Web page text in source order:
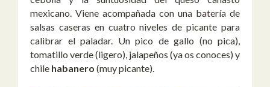
mexicano. Viene acompañada con una batería de
salsas caseras en cuatro niveles de picante para
calibrar el paladar. Un pico de gallo (no pica),
tomatillo verde (ligero), jalapeños (ya os conoces) y
chile habanero (muy picante).